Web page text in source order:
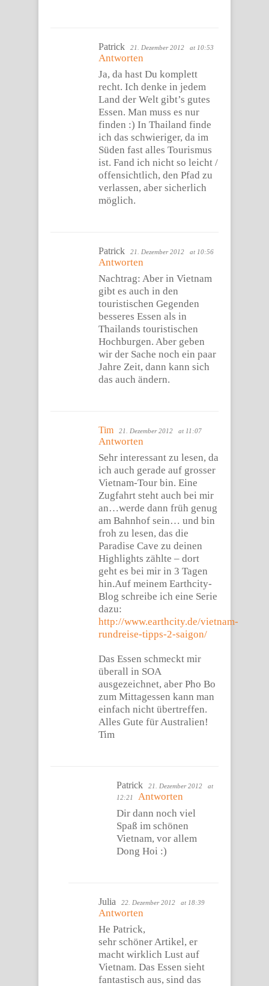
Patrick 21. Dezember 2012 at 10:53
Antworten
Ja, da hast Du komplett
recht. Ich denke in jedem
Land der Welt gibt’s gutes
Essen. Man muss es nur
finden :) In Thailand finde
ich das schwieriger, da im
Süden fast alles Tourismus
ist. Fand ich nicht so leicht /
offensichtlich, den Pfad zu
verlassen, aber sicherlich
möglich.
Patrick 21. Dezember 2012 at 10:56
Antworten
Nachtrag: Aber in Vietnam
gibt es auch in den
touristischen Gegenden
besseres Essen als in
Thailands touristischen
Hochburgen. Aber geben
wir der Sache noch ein paar
Jahre Zeit, dann kann sich
das auch ändern.
Tim 21. Dezember 2012 at 11:07
Antworten
Sehr interessant zu lesen, da
ich auch gerade auf grosser
Vietnam-Tour bin. Eine
Zugfahrt steht auch bei mir
an…werde dann früh genug
am Bahnhof sein… und bin
froh zu lesen, das die
Paradise Cave zu deinen
Highlights zählte – dort
geht es bei mir in 3 Tagen
hin.Auf meinem Earthcity-
Blog schreibe ich eine Serie
dazu:
http://www.earthcity.de/vietnam-
rundreise-tipps-2-saigon/
Das Essen schmeckt mir
überall in SOA
ausgezeichnet, aber Pho Bo
zum Mittagessen kann man
einfach nicht übertreffen.
Alles Gute für Australien!
Tim
Patrick 21. Dezember 2012
at
12:21
Antworten
Dir dann noch viel
Spaß im schönen
Vietnam, vor allem
Dong Hoi :)
Julia 22. Dezember 2012 at 18:39
Antworten
He Patrick,
sehr schöner Artikel, er
macht wirklich Lust auf
Vietnam. Das Essen sieht
fantastisch aus, sind das